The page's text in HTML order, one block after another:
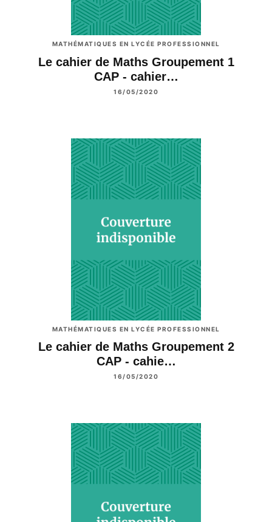
MATHÉMATIQUES EN LYCÉE PROFESSIONNEL
Le cahier de Maths Groupement 1
CAP - cahier…
16/05/2020
MATHÉMATIQUES EN LYCÉE PROFESSIONNEL
Le cahier de Maths Groupement 2
CAP - cahie…
16/05/2020